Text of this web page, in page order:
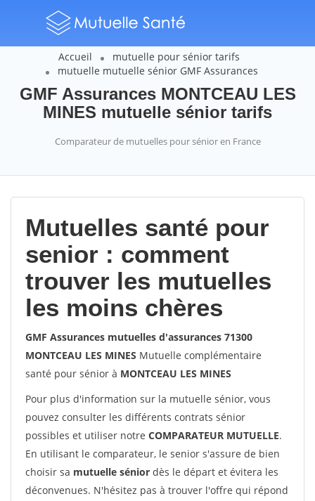
Accueil
mutuelle pour sénior tarifs
mutuelle mutuelle sénior GMF Assurances
GMF Assurances MONTCEAU LES
MINES mutuelle sénior tarifs
Comparateur de mutuelles pour sénior en France
Mutuelles santé pour
senior : comment
trouver les mutuelles
les moins chères
GMF Assurances mutuelles d'assurances 71300
MONTCEAU LES MINES Mutuelle complémentaire
santé pour sénior à MONTCEAU LES MINES
Pour plus d'information sur la mutuelle sénior, vous
pouvez consulter les différents contrats sénior
possibles et utiliser notre COMPARATEUR MUTUELLE.
En utilisant le comparateur, le senior s'assure de bien
choisir sa mutuelle sénior dès le départ et évitera les
déconvenues. N'hésitez pas à trouver l'offre qui répond